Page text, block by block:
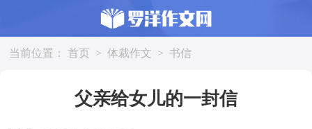
当前位置： 首页 > 体裁作文 > 书信
父亲给女儿的一封信